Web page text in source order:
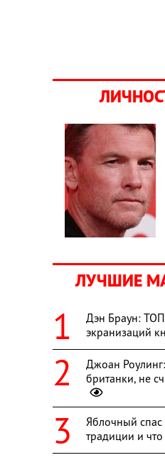
ЛУЧШИЕ
Дэн Браун:
экранизаций
Джоан
британки, не
Яблочный спас
традиции и что